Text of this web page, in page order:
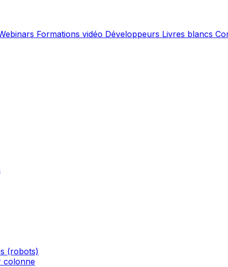
Formations vidéo Développeurs Livres blancs
(robots)
colonne